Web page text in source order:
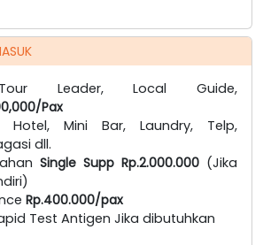
Leader, Local Guide,
Pax
Hotel, Mini Bar, Laundry, Telp,
dll.
Single Supp Rp.2.000.000 (Jika
Rp.400.000/pax
Test Antigen Jika dibutuhkan